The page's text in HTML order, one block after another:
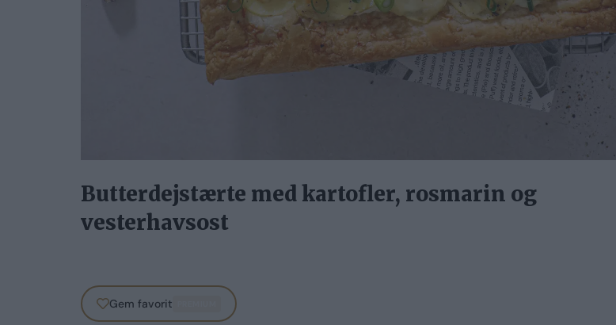
Butterdejstærte med kartofler, rosmarin og
vesterhavsost
Gem favorit